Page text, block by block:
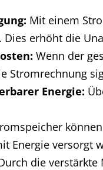
Mit einem
erhöht die
Wenn der
Stromrechnung
Energie:
Energie versorgt
die verstärkte